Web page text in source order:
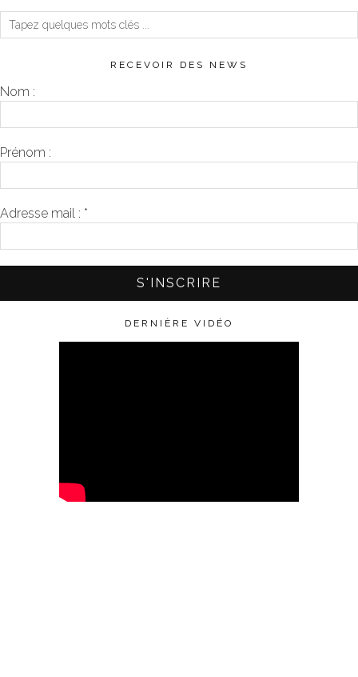
RECEVOIR DES NEWS
Nom :
Prénom :
Adresse mail : *
DERNIÈRE VIDÉO